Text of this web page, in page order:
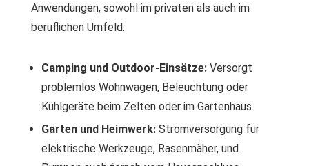
Anwendungen, sowohl im privaten als auch im
beruflichen Umfeld:
Camping und Outdoor-Einsätze: Versorgt
problemlos Wohnwagen, Beleuchtung oder
Kühlgeräte beim Zelten oder im Gartenhaus.
Garten und Heimwerk: Stromversorgung für
elektrische Werkzeuge, Rasenmäher, und